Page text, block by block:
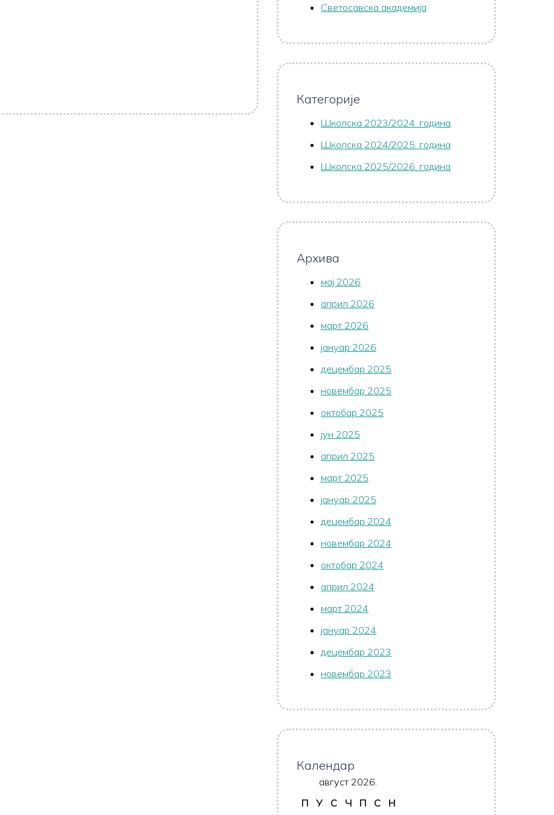
Светосавска академија
Категорије
Школска 2023/2024. година
Школска 2024/2025. година
Школска 2025/2026. година
Архива
мај 2026
април 2026
март 2026
јануар 2026
децембар 2025
новембар 2025
октобар 2025
јун 2025
април 2025
март 2025
јануар 2025
децембар 2024
новембар 2024
октобар 2024
април 2024
март 2024
јануар 2024
децембар 2023
новембар 2023
Календар
август 2026.
П
У С Ч П С
Н